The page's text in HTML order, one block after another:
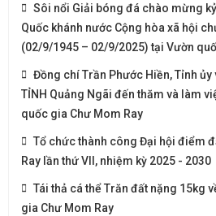
Sôi nổi Giải bóng đá chào mừng
Quốc khánh nước Cộng hòa xã hội
(02/9/1945 – 02/9/2025) tại Vườn
Đồng chí Trần Phước Hiền, Tỉnh ủy
TỈNH Quảng Ngãi đến thăm và làm
quốc gia Chư Mom Ray
Tổ chức thành công Đại hội điểm
Ray lần thứ VII, nhiệm kỳ 2025 - 2030
Tái thả cá thể Trăn đất nặng 15kg
gia Chư Mom Ray